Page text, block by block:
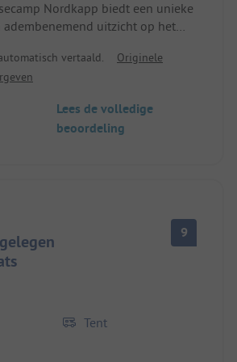
Nordkapp biedt een unieke
adembenemend uitzicht op het
en de sanitaire
schoon. Vooral de warme en
is bijzonder te noemen. Voor
de perfecte uitvalsbasis om het
vertaald.
Originele
Lees de volledige
beoordeling
9
Tent